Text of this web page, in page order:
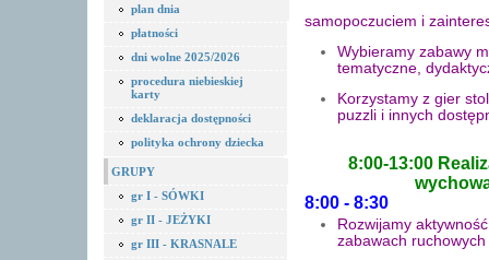
plan dnia
płatności
dni wolne 2025/2026
procedura niebieskiej
karty
deklaracja dostępności
polityka ochrony dziecka
GRUPY
gr I - SÓWKI
gr II - JEŻYKI
gr III - KRASNALE
samopoczuciem i
Wybieramy zabawy
tematyczne,
Korzystamy z gier
puzzli i innych
8:00-13:00
8:00 - 8:30
Rozwijamy
zabawach ruchowych